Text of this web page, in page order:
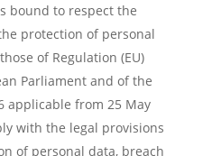
bound to respect the
protection of personal
of Regulation (EU)
Parliament and of the
applicable from 25 May
with the legal provisions
of personal data, breach